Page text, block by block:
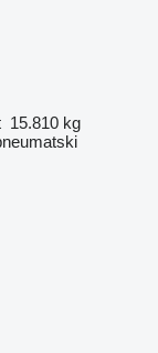
15.810 kg